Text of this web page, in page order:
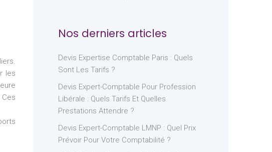
les
Nos derniers articles
Devis Expertise Comptable Paris : Quels
Sont Les Tarifs ?
Devis Expert-Comptable Pour Profession
Libérale : Quels Tarifs Et Quelles
Prestations Attendre ?
Devis Expert-Comptable LMNP : Quel Prix
Prévoir Pour Votre Comptabilité ?